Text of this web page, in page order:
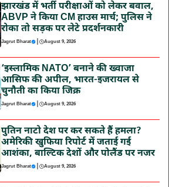
झारखंड में भर्ती परीक्षाओं को लेकर बवाल,
ABVP ने किया CM हाउस मार्च; पुलिस ने
रोका तो सड़क पर लेटे प्रदर्शनकारी
Jagrut Bharat | August 9, 2026
‘इस्लामिक NATO’ बनाने की ख्वाजा
आसिफ की अपील, भारत-इजरायल से
चुनौती का किया जिक्र
Jagrut Bharat | August 9, 2026
पुतिन नाटो देश पर कर सकते हैं हमला?
अमेरिकी खुफिया रिपोर्ट में जताई गई
आशंका, बाल्टिक देशों और पोलैंड पर नजर
Jagrut Bharat | August 9, 2026